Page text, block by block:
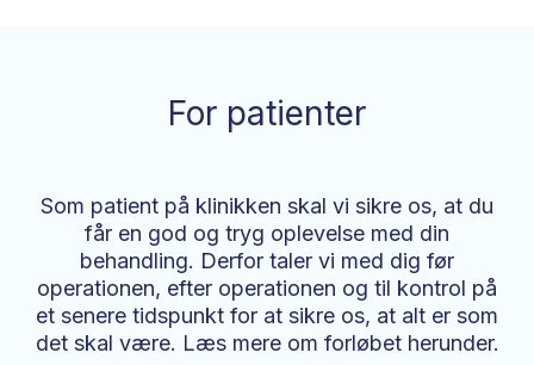
For patienter
Som patient på klinikken skal vi sikre os, at du
får en god og tryg oplevelse med din
behandling. Derfor taler vi med dig før
operationen, efter operationen og til kontrol på
et senere tidspunkt for at sikre os, at alt er som
det skal være. Læs mere om forløbet herunder.